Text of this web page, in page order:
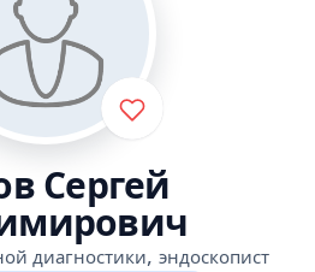
Сергей
диагностики, эндоскопист